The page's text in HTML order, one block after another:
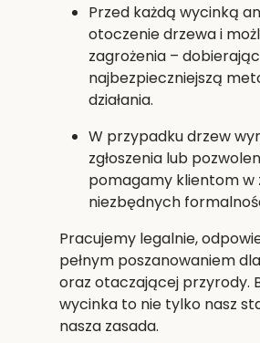
Przed każdą wycinką
otoczenie drzewa i
zagrożenia – dobierając
najbezpieczniejszą
działania.
W przypadku drzew
zgłoszenia lub
pomagamy klientom w
niezbędnych
Pracujemy legalnie,
pełnym poszanowaniem
oraz otaczającej przyrody.
wycinka to nie tylko nasz
nasza zasada.